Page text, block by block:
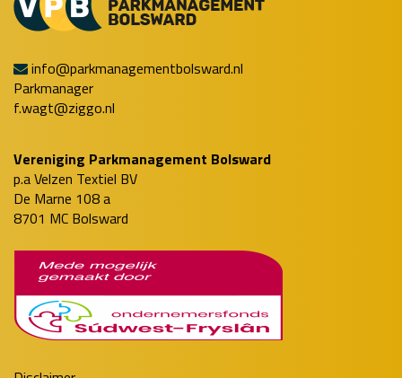
info@parkmanagementbolsward.nl
Parkmanager
f.wagt@ziggo.nl
Vereniging Parkmanagement Bolsward
p.a Velzen Textiel BV
De Marne 108 a
8701 MC Bolsward